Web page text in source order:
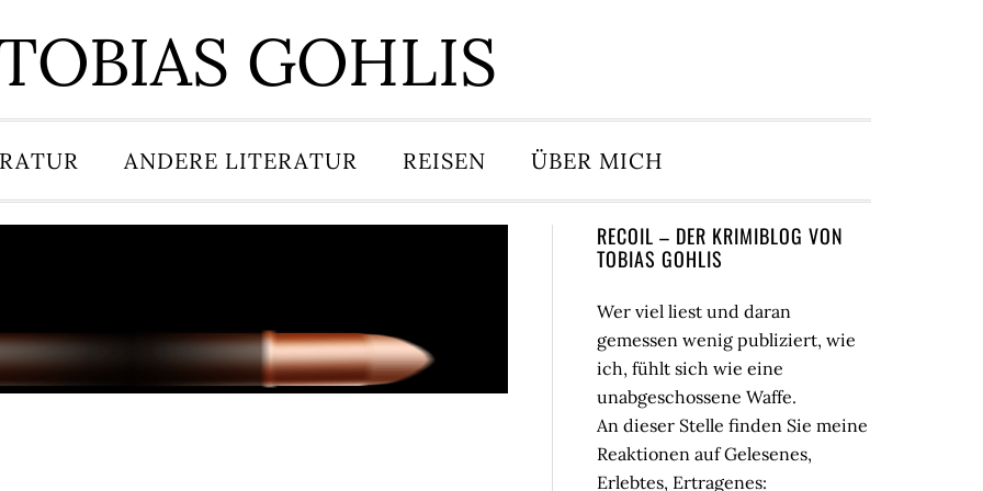
GOHLIS
ANDERE LITERATUR REISEN ÜBER MICH
Seitenspalte
RECOIL – DER KRIMIBLOG VON
TOBIAS GOHLIS
Wer viel liest und daran
gemessen wenig publiziert, wie
ich, fühlt sich wie eine
unabgeschossene Waffe.
An dieser Stelle finden Sie meine
Reaktionen auf Gelesenes,
Erlebtes, Ertragenes: